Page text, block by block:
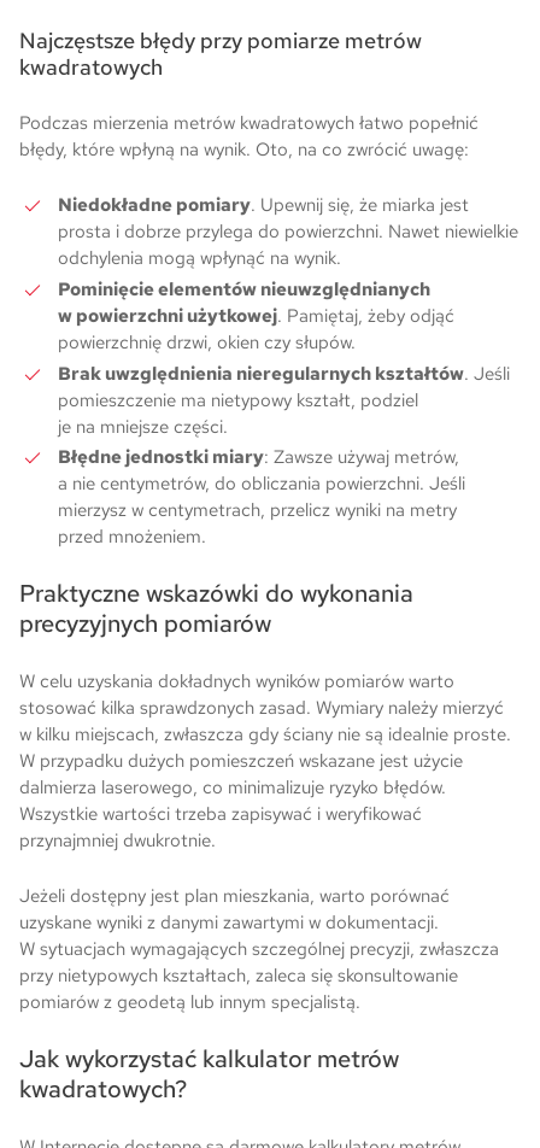
Najczęstsze błędy przy pomiarze metrów
kwadratowych
Podczas mierzenia metrów kwadratowych łatwo popełnić
błędy, które wpłyną na wynik. Oto, na co zwrócić uwagę:
Niedokładne pomiary. Upewnij się, że miarka jest
prosta i dobrze przylega do powierzchni. Nawet niewielkie
odchylenia mogą wpłynąć na wynik.
Pominięcie elementów nieuwzględnianych
w powierzchni użytkowej. Pamiętaj, żeby odjąć
powierzchnię drzwi, okien czy słupów.
Brak uwzględnienia nieregularnych kształtów. Jeśli
pomieszczenie ma nietypowy kształt, podziel
je na mniejsze części.
Błędne jednostki miary: Zawsze używaj metrów,
a nie centymetrów, do obliczania powierzchni. Jeśli
mierzysz w centymetrach, przelicz wyniki na metry
przed mnożeniem.
Praktyczne wskazówki do wykonania
precyzyjnych pomiarów
W celu uzyskania dokładnych wyników pomiarów warto
stosować kilka sprawdzonych zasad. Wymiary należy mierzyć
w kilku miejscach, zwłaszcza gdy ściany nie są idealnie proste.
W przypadku dużych pomieszczeń wskazane jest użycie
dalmierza laserowego, co minimalizuje ryzyko błędów.
Wszystkie wartości trzeba zapisywać i weryfikować
przynajmniej dwukrotnie.
Jeżeli dostępny jest plan mieszkania, warto porównać
uzyskane wyniki z danymi zawartymi w dokumentacji.
W sytuacjach wymagających szczególnej precyzji, zwłaszcza
przy nietypowych kształtach, zaleca się skonsultowanie
pomiarów z geodetą lub innym specjalistą.
Jak wykorzystać kalkulator metrów
kwadratowych?